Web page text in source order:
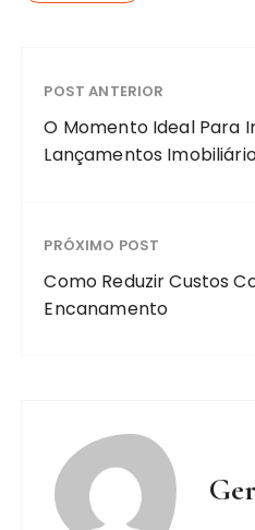
POST ANTERIOR
O Momento Ideal Para
Lançamentos
PRÓXIMO POST
Como Reduzir Custos
Encanamento